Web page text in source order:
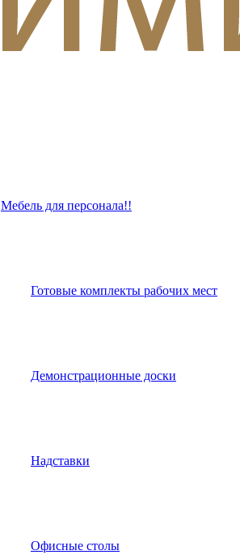
Мебель для персонала!!
Готовые комплекты рабочих мест
Демонстрационные доски
Надставки
Офисные столы